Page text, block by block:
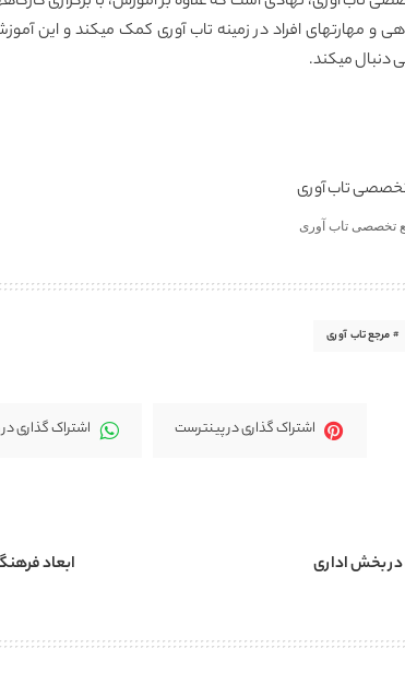
و مهارتهای افراد در زمینه تاب آوری کمک میکند و این
دنبال میکند.
تخصصی تاب آوری
مرجع تاب آوری
اشتراک گذاری در پینترست اشتراک گذاری
بخش اداری ابعاد